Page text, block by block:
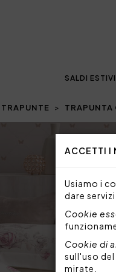
ACCETTI I
Usiamo i
dare
Cookie
Cookie di
sull'uso
mirate.
SALDI ESTIVI
TRAPUNTE